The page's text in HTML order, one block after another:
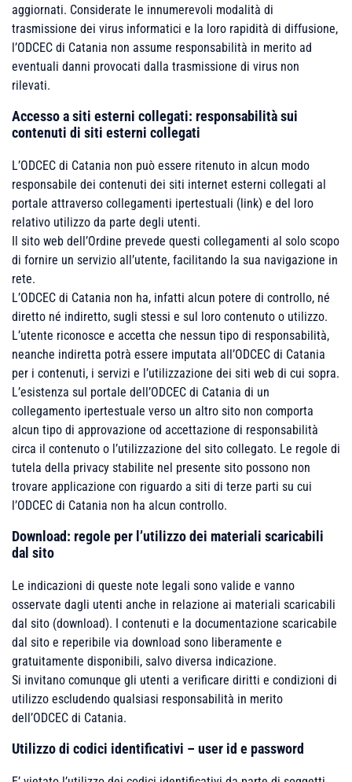
aggiornati. Considerate le innumerevoli modalità di
trasmissione dei virus informatici e la loro rapidità di diffusione,
l’ODCEC di Catania non assume responsabilità in merito ad
eventuali danni provocati dalla trasmissione di virus non
rilevati.
Accesso a siti esterni collegati: responsabilità sui
contenuti di siti esterni collegati
L’ODCEC di Catania non può essere ritenuto in alcun modo
responsabile dei contenuti dei siti internet esterni collegati al
portale attraverso collegamenti ipertestuali (link) e del loro
relativo utilizzo da parte degli utenti.
Il sito web dell’Ordine prevede questi collegamenti al solo scopo
di fornire un servizio all’utente, facilitando la sua navigazione in
rete.
L’ODCEC di Catania non ha, infatti alcun potere di controllo, né
diretto né indiretto, sugli stessi e sul loro contenuto o utilizzo.
L’utente riconosce e accetta che nessun tipo di responsabilità,
neanche indiretta potrà essere imputata all’ODCEC di Catania
per i contenuti, i servizi e l’utilizzazione dei siti web di cui sopra.
L’esistenza sul portale dell’ODCEC di Catania di un
collegamento ipertestuale verso un altro sito non comporta
alcun tipo di approvazione od accettazione di responsabilità
circa il contenuto o l’utilizzazione del sito collegato. Le regole di
tutela della privacy stabilite nel presente sito possono non
trovare applicazione con riguardo a siti di terze parti su cui
l’ODCEC di Catania non ha alcun controllo.
Download: regole per l’utilizzo dei materiali scaricabili
dal sito
Le indicazioni di queste note legali sono valide e vanno
osservate dagli utenti anche in relazione ai materiali scaricabili
dal sito (download). I contenuti e la documentazione scaricabile
dal sito e reperibile via download sono liberamente e
gratuitamente disponibili, salvo diversa indicazione.
Si invitano comunque gli utenti a verificare diritti e condizioni di
utilizzo escludendo qualsiasi responsabilità in merito
dell’ODCEC di Catania.
Utilizzo di codici identificativi – user id e password